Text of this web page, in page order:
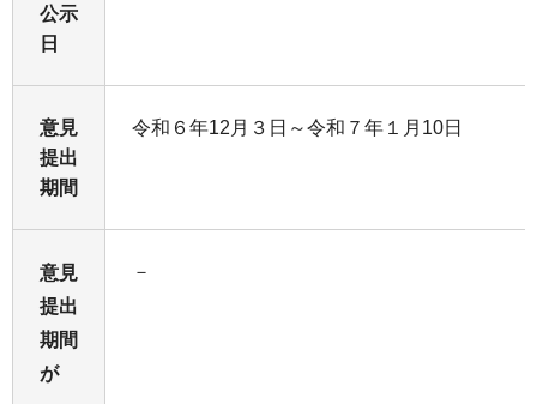
公示
日
意見
提出
期間
令和６年12月３日～令和７年１月10日
意見
提出
期間
が
－